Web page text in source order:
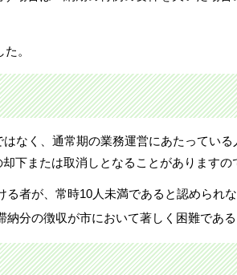
。
なく、通常期の業務運営にあたっている
下または取消しとなることがありますの
る者が、常時10人未満であると認められ
納分の徴収が市において著しく困難であ